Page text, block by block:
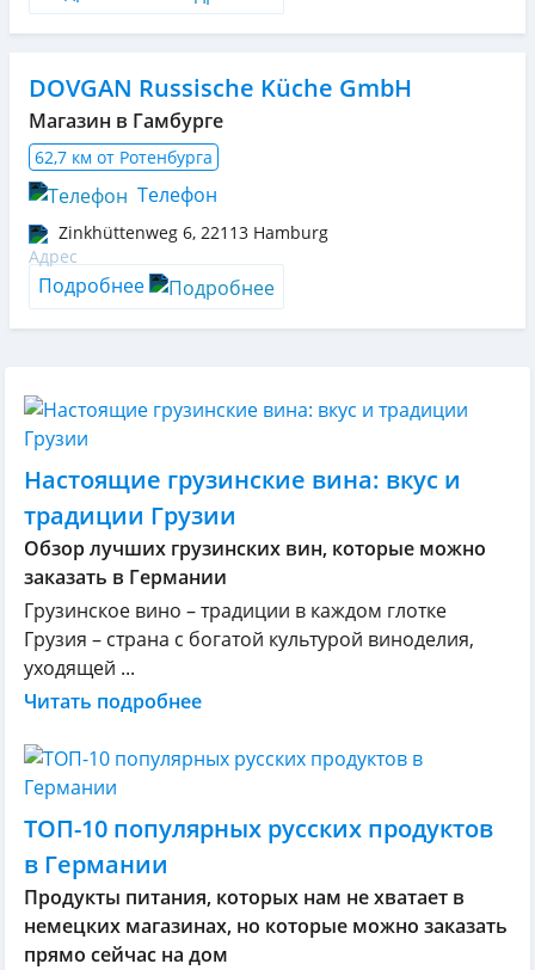
DOVGAN Russische Küche GmbH
Магазин в Гамбурге
62,7 км от Ротенбурга
Телефон
Zinkhüttenweg 6, 22113 Hamburg
Подробнее
Настоящие грузинские вина: вкус и
традиции Грузии
Обзор лучших грузинских вин, которые можно
заказать в Германии
Грузинское вино – традиции в каждом глотке
Грузия – страна с богатой культурой виноделия,
уходящей ...
Читать подробнее
ТОП-10 популярных русских продуктов
в Германии
Продукты питания, которых нам не хватает в
немецких магазинах, но которые можно заказать
прямо сейчас на дом